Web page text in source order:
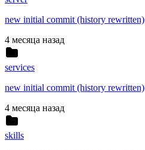
new initial commit (history rewritten)
4 месяца назад
services
new initial commit (history rewritten)
4 месяца назад
skills